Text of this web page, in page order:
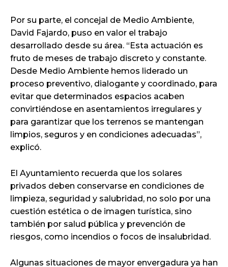
Por su parte, el concejal de Medio Ambiente,
David Fajardo, puso en valor el trabajo
desarrollado desde su área. “Esta actuación es
fruto de meses de trabajo discreto y constante.
Desde Medio Ambiente hemos liderado un
proceso preventivo, dialogante y coordinado, para
evitar que determinados espacios acaben
convirtiéndose en asentamientos irregulares y
para garantizar que los terrenos se mantengan
limpios, seguros y en condiciones adecuadas”,
explicó.
El Ayuntamiento recuerda que los solares
privados deben conservarse en condiciones de
limpieza, seguridad y salubridad, no solo por una
cuestión estética o de imagen turística, sino
también por salud pública y prevención de
riesgos, como incendios o focos de insalubridad.
Algunas situaciones de mayor envergadura ya han